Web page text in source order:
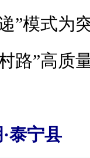
”模式为
路”高质
泰宁县